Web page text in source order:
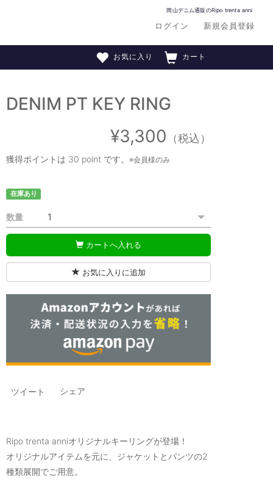
岡山デニム通販のRipo trenta anni
ログイン 新規会員登録
カート
お気に入り
DENIM PT KEY RING
¥3,300 （税込）
獲得ポイントは 30 point です。※会員様のみ
在庫あり
数量
カートへ入れる
お気に入りに追加
ツイート シェア
Ripo trenta anniオリジナルキーリングが登場！
オリジナルアイテムを元に、ジャケットとパンツの2
種類展開でご用意。